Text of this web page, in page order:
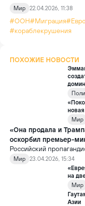
Мир 22.04.2026, 11:38
#ООН#Миграция
#кораблекрушения
ПОХОЖИЕ НОВОСТИ
Мир
«Она продала и
оскорбил премьер-
Российский
в эфире оскорбил
Мир 23.04.2026, 15:34
на
Мир
Азии